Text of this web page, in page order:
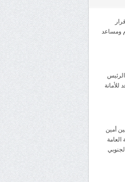
ومساعد
الرئيس
للأمانة
أمين
العامة